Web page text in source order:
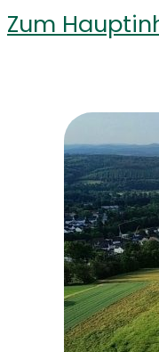
Zum